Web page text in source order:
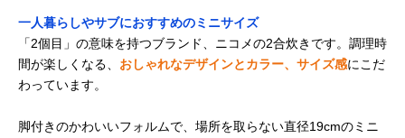
一人暮らしやサブにおすすめのミニサイズ
「2個目」の意味を持つブランド、ニコメの2合炊きです。調理時
間が楽しくなる、 おしゃれなデザインとカラー、サイズ感にこだ
わっています。
脚付きのかわいいフォルムで、場所を取らない直径19cmのミニ